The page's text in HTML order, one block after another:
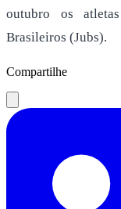
outubro os
Brasileiros (Jubs).
Compartilhe